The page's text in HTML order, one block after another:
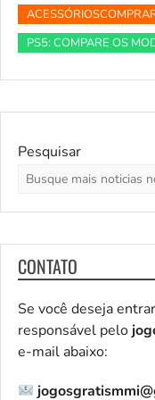
PS5: COMPARE OS
Pesquisar
CONTATO
Se você deseja
responsável pelo
e-mail abaixo: